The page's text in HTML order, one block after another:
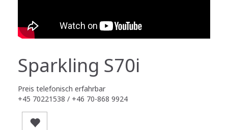
Sparkling S70i
Preis telefonisch erfahrbar
+45 70221538 / +46 70-868 9924